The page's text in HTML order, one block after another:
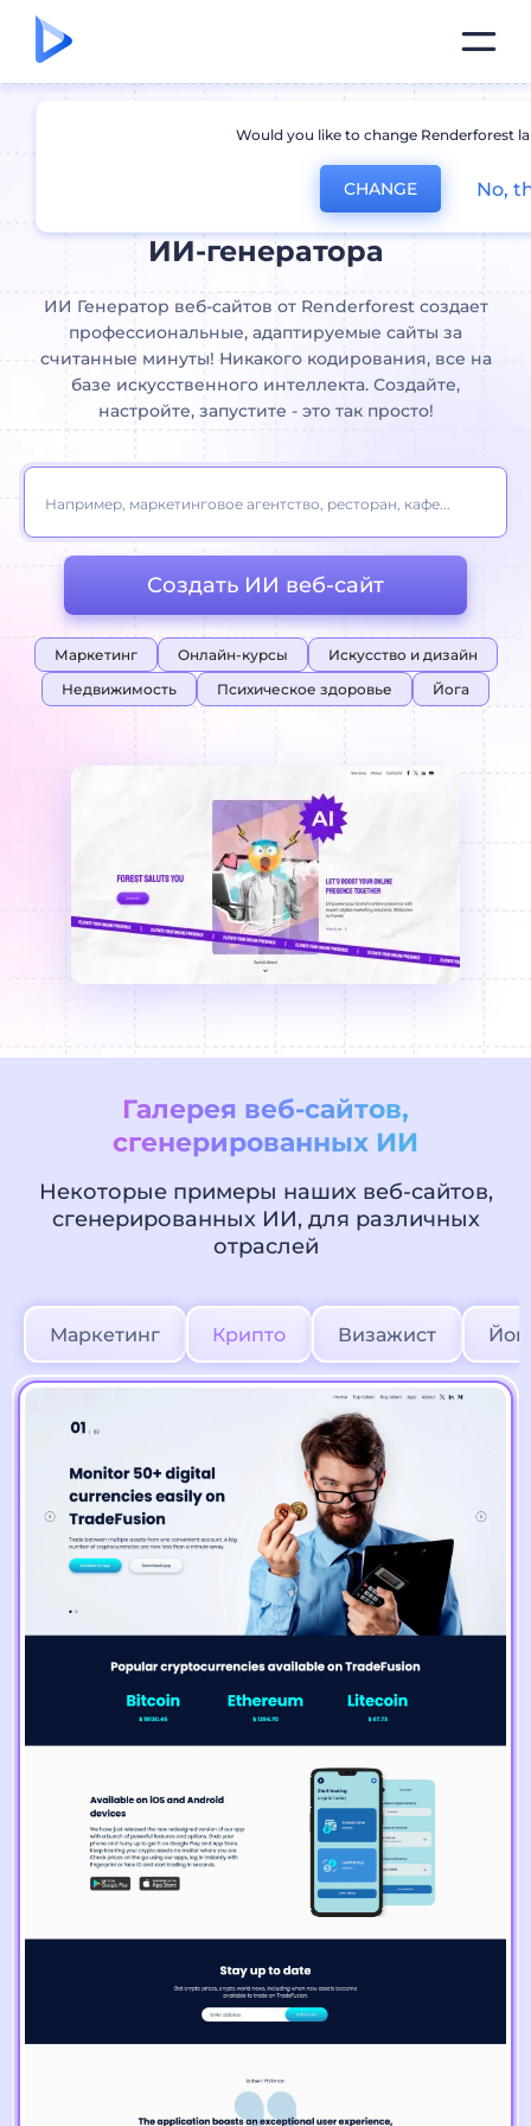
Создайте сайт бесплатно
помощью конструктора и
ИИ-генератора
ИИ Генератор веб-сайтов от Renderforest создает
профессиональные, адаптируемые сайты за
считанные минуты! Никакого кодирования, все на
базе искусственного интеллекта. Создайте,
настройте, запустите - это так просто!
Создать ИИ веб-сайт
Маркетинг Онлайн-курсы
Искусство и дизайн
Недвижимость
Психическое здоровье Йога
Галерея веб-сайтов,
сгенерированных ИИ
Некоторые примеры наших веб-сайтов,
сгенерированных ИИ, для различных
отраслей
Маркетинг Крипто Визажист
Would you like to change Renderforest
CHANGE No,